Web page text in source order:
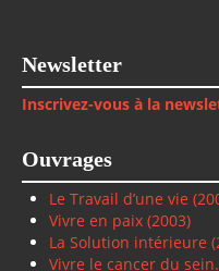
Newsletter
Inscrivez-vous à la
Ouvrages
Le Travail d’une vie
Vivre en paix (2003)
La Solution intérieure
Vivre le cancer du